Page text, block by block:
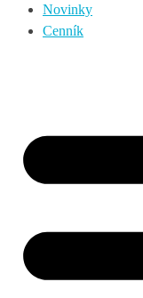
Novinky
Cenník